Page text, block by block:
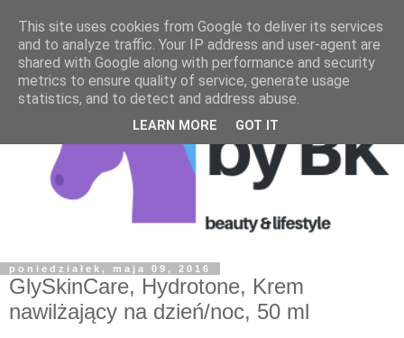
poniedziałek, maja 09, 2016
GlySkinCare, Hydrotone, Krem
nawilżający na dzień/noc, 50 ml
This site uses cookies from Google to deliver its services
and to analyze traffic. Your IP address and user-agent are
shared with Google along with performance and security
metrics to ensure quality of service, generate usage
statistics, and to detect and address abuse.
LEARN MORE GOT IT